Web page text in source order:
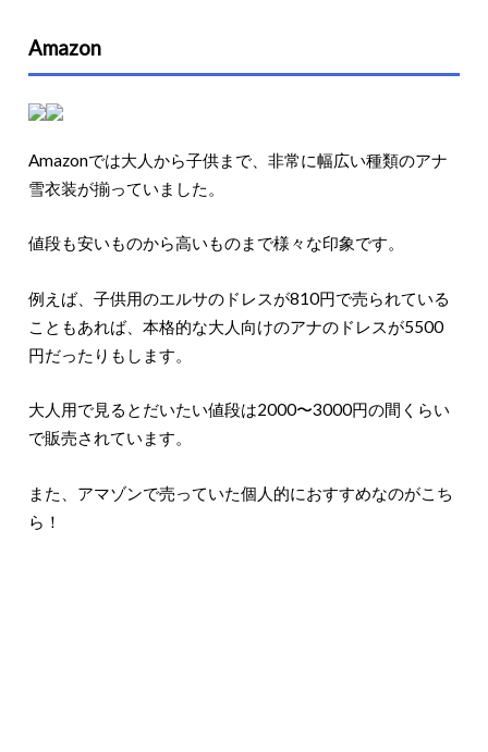
Amazon
Amazonでは大人から子供まで、非常に幅広い種類のアナ
雪衣装が揃っていました。
値段も安いものから高いものまで様々な印象です。
例えば、子供用のエルサのドレスが810円で売られている
こともあれば、本格的な大人向けのアナのドレスが5500
円だったりもします。
大人用で見るとだいたい値段は2000〜3000円の間くらい
で販売されています。
また、アマゾンで売っていた個人的におすすめなのがこち
ら！